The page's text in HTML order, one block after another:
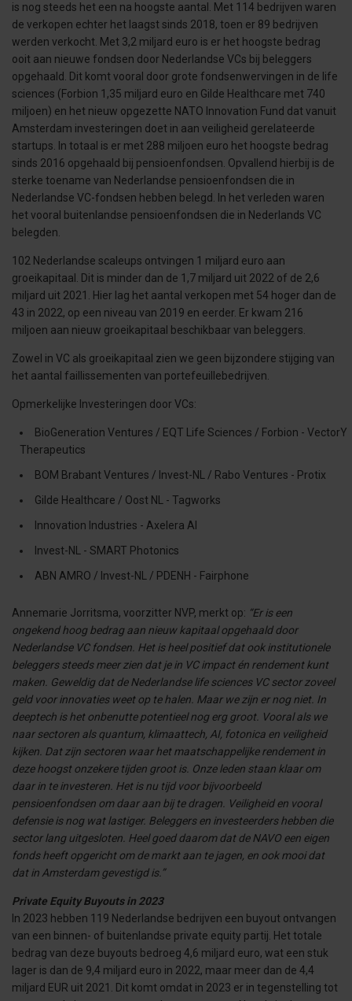
is nog steeds het een na hoogste aantal. Met 114 bedrijven waren
de verkopen echter het laagst sinds 2018, toen er 89 bedrijven
werden verkocht. Met 3,2 miljard euro is er het hoogste bedrag
ooit aan nieuwe fondsen door Nederlandse VCs bij beleggers
opgehaald. Dit komt vooral door grote fondsenwervingen in de life
sciences (Forbion 1,35 miljard euro en Gilde Healthcare met 740
miljoen) en het nieuw opgezette NATO Innovation Fund dat vanuit
Amsterdam investeringen doet in aan veiligheid gerelateerde
startups. In totaal is er met 288 miljoen euro het hoogste bedrag
sinds 2016 opgehaald bij pensioenfondsen. Opvallend hierbij is de
sterke toename van Nederlandse pensioenfondsen die in
Nederlandse VC-fondsen hebben belegd. In het verleden waren
het vooral buitenlandse pensioenfondsen die in Nederlands VC
belegden.
102 Nederlandse scaleups ontvingen 1 miljard euro aan
groeikapitaal. Dit is minder dan de 1,7 miljard uit 2022 of de 2,6
miljard uit 2021. Hier lag het aantal verkopen met 54 hoger dan de
43 in 2022, op een niveau van 2019 en eerder. Er kwam 216
miljoen aan nieuw groeikapitaal beschikbaar van beleggers.
Zowel in VC als groeikapitaal zien we geen bijzondere stijging van
het aantal faillissementen van portefeuillebedrijven.
Opmerkelijke Investeringen door VCs:
BioGeneration Ventures / EQT Life Sciences / Forbion - VectorY
Therapeutics
BOM Brabant Ventures / Invest-NL / Rabo Ventures - Protix
Gilde Healthcare / Oost NL - Tagworks
Innovation Industries - Axelera AI
Invest-NL - SMART Photonics
ABN AMRO / Invest-NL / PDENH - Fairphone
Annemarie Jorritsma, voorzitter NVP, merkt op: “Er is een
ongekend hoog bedrag aan nieuw kapitaal opgehaald door
Nederlandse VC fondsen. Het is heel positief dat ook institutionele
beleggers steeds meer zien dat je in VC impact én rendement kunt
maken. Geweldig dat de Nederlandse life sciences VC sector zoveel
geld voor innovaties weet op te halen. Maar we zijn er nog niet. In
deeptech is het onbenutte potentieel nog erg groot. Vooral als we
naar sectoren als quantum, klimaattech, AI, fotonica en veiligheid
kijken. Dat zijn sectoren waar het maatschappelijke rendement in
deze hoogst onzekere tijden groot is. Onze leden staan klaar om
daar in te investeren. Het is nu tijd voor bijvoorbeeld
pensioenfondsen om daar aan bij te dragen. Veiligheid en vooral
defensie is nog wat lastiger. Beleggers en investeerders hebben die
sector lang uitgesloten. Heel goed daarom dat de NAVO een eigen
fonds heeft opgericht om de markt aan te jagen, en ook mooi dat
dat in Amsterdam gevestigd is.”
Private Equity Buyouts in 2023
In 2023 hebben 119 Nederlandse bedrijven een buyout ontvangen
van een binnen- of buitenlandse private equity partij. Het totale
bedrag van deze buyouts bedroeg 4,6 miljard euro, wat een stuk
lager is dan de 9,4 miljard euro in 2022, maar meer dan de 4,4
miljard EUR uit 2021. Dit komt omdat in 2023 er in tegenstelling tot